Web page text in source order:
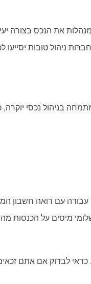
את הנכס בצורה
ניהול טובות
בניהול נכסי יוקרה,
עם רואה חשבון
מיסים על הכנסות
לבדוק אם אתם